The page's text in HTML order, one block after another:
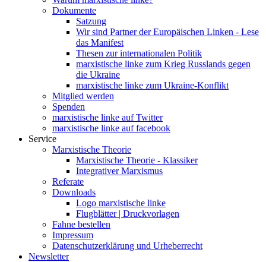
Dokumente
Satzung
Wir sind Partner der Europäischen Linken - Lese
das Manifest
Thesen zur internationalen Politik
marxistische linke zum Krieg Russlands gegen
die Ukraine
marxistische linke zum Ukraine-Konflikt
Mitglied werden
Spenden
marxistische linke auf Twitter
marxistische linke auf facebook
Service
Marxistische Theorie
Marxistische Theorie - Klassiker
Integrativer Marxismus
Referate
Downloads
Logo marxistische linke
Flugblätter | Druckvorlagen
Fahne bestellen
Impressum
Datenschutzerklärung und Urheberrecht
Newsletter